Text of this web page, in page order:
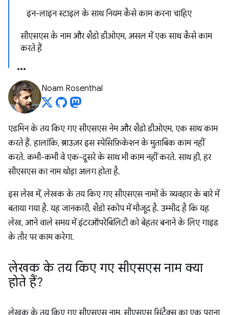
इन-लाइन स्टाइल के साथ नियम कैसे काम करना चाहिए
सीएसएस के नाम और शैडो डीओएम, असल में एक साथ कैसे काम
करते हैं
Noam Rosenthal
एडमिन के तय किए गए सीएसएस नेम और शैडो डीओएम, एक साथ काम
करते हैं. हालांकि, ब्राउज़र इस स्पेसिफ़िकेशन के मुताबिक काम नहीं
करते. कभी-कभी वे एक-दूसरे के साथ भी काम नहीं करते. साथ ही, हर
सीएसएस का नाम थोड़ा अलग होता है.
इस लेख में, लेखक के तय किए गए सीएसएस नामों के व्यवहार के बारे में
बताया गया है. यह जानकारी, शैडो स्कोप में मौजूद है. उम्मीद है कि यह
लेख, आने वाले समय में इंटरऑपरेबिलिटी को बेहतर बनाने के लिए गाइड
के तौर पर काम करेगा.
लेखक के तय किए गए सीएसएस नाम क्या
होते हैं?
लेखक के तय किए गए सीएसएस नाम, सीएसएस सिंटैक्स का एक पुराना